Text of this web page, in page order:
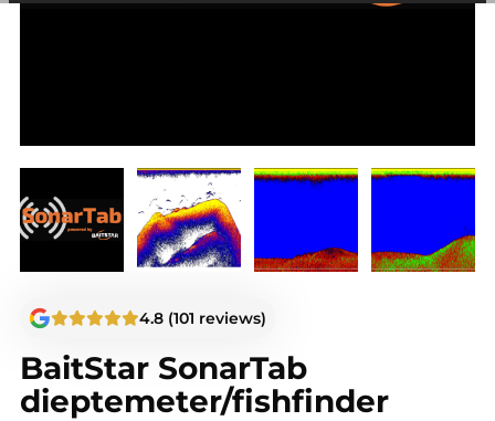
BaitStar SonarTab
dieptemeter/fishfinder
4.8 (101 reviews)